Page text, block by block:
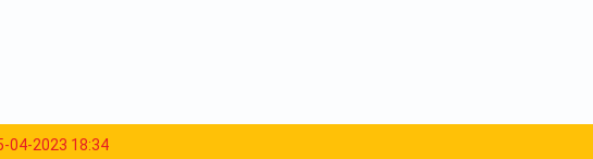
04-2023 18:34